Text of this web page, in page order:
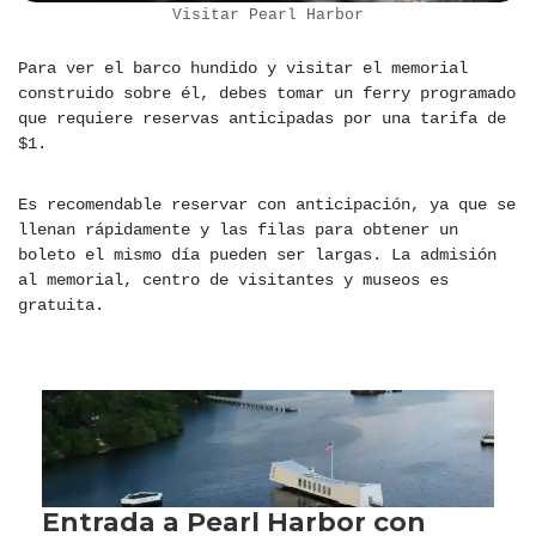
Visitar Pearl Harbor
Para ver el barco hundido y visitar el memorial
construido sobre él, debes tomar un ferry programado
que requiere reservas anticipadas por una tarifa de
$1.
Es recomendable reservar con anticipación, ya que se
llenan rápidamente y las filas para obtener un
boleto el mismo día pueden ser largas. La admisión
al memorial, centro de visitantes y museos es
gratuita.